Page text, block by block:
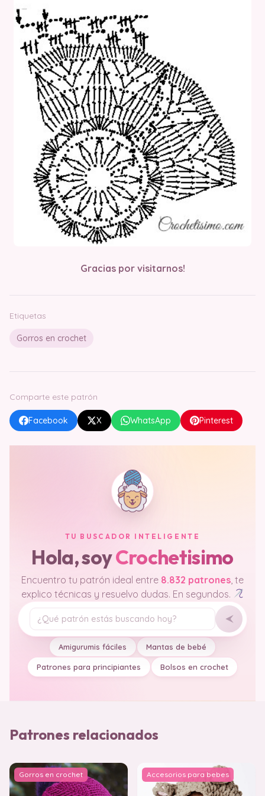
Gracias por visitarnos!
Etiquetas
Gorros en crochet
Comparte este patrón
Facebook X WhatsApp Pinterest
TU BUSCADOR INTELIGENTE
Hola, soyCrochetisimo
Encuentro tu patrón ideal entre 8.832 patrones , te
explico técnicas y resuelvo dudas. En segundos.
Tu pregunta
Amigurumis fáciles Mantas de bebé
Patrones para principiantes Bolsos en crochet
Patrones relacionados
Gorros en crochet Accesorios para bebes